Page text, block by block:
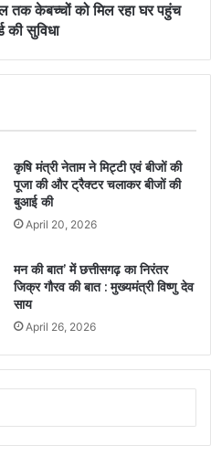
तक केबच्चों को मिल रहा घर पहुंच
की सुविधा
कृषि मंत्री नेताम ने मिट्टी एवं बीजों की
पूजा की और ट्रैक्टर चलाकर बीजों की
बुआई की
April 20, 2026
मन की बात’ में छत्तीसगढ़ का निरंतर
जिक्र गौरव की बात : मुख्यमंत्री विष्णु देव
साय
April 26, 2026